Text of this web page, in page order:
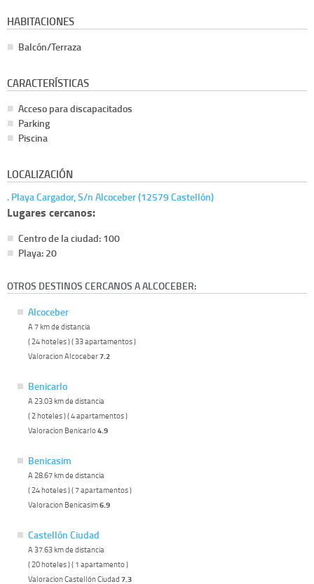
HABITACIONES
Balcón/Terraza
CARACTERÍSTICAS
Acceso para discapacitados
Parking
Piscina
LOCALIZACIÓN
. Playa Cargador, S/n Alcoceber (12579 Castellón)
Lugares cercanos:
Centro de la ciudad: 100
Playa: 20
OTROS DESTINOS CERCANOS A ALCOCEBER:
Alcoceber
A 7 km de distancia
( 24 hoteles ) ( 33 apartamentos )
Valoracion Alcoceber7.2
Benicarlo
A 23.03 km de distancia
( 2 hoteles ) ( 4 apartamentos )
Valoracion Benicarlo4.9
Benicasim
A 28.67 km de distancia
( 24 hoteles ) ( 7 apartamentos )
Valoracion Benicasim6.9
Castellón Ciudad
A 37.63 km de distancia
( 20 hoteles ) ( 1 apartamento )
Valoracion Castellón Ciudad 7.3